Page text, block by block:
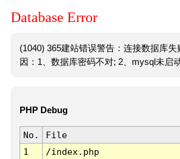
Database Error
(1040) 365建站错误警告：连接数据库失
因：1、数据库密码不对; 2、mysql未启动
PHP Debug
No. File
1
/index.php